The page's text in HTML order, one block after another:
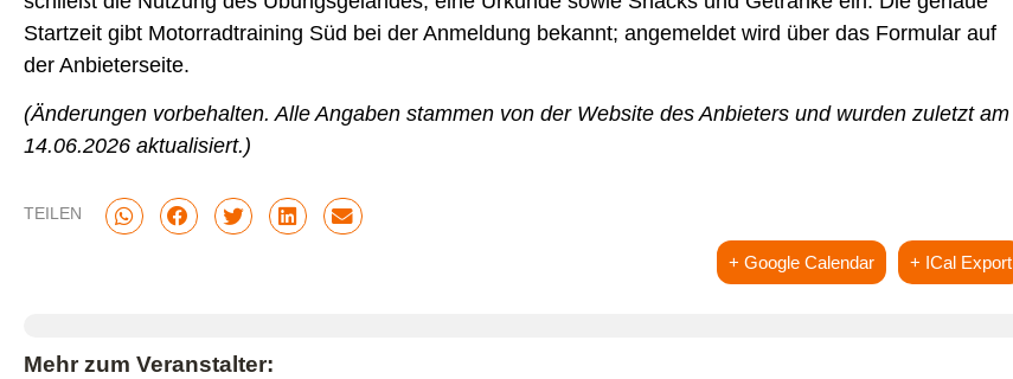
Startzeit gibt Motorradtraining Süd bei der Anmeldung bekannt; angemeldet wird über das Formular auf
der Anbieterseite.
(Änderungen vorbehalten. Alle Angaben stammen von der Website des Anbieters und wurden zuletzt am
14.06.2026 aktualisiert.)
TEILEN
+ Google Calendar + ICal Export
Mehr zum Veranstalter: